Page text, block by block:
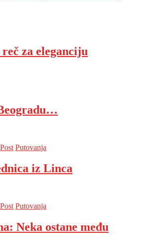
za eleganciju
Putovanja
iz Linca
Putovanja
Neka ostane među